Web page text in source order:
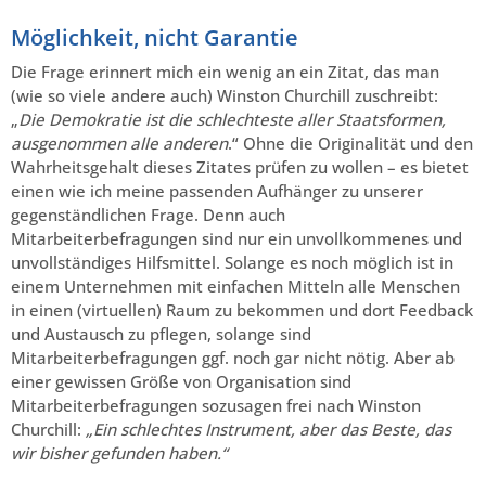
Möglichkeit, nicht Garantie
Die Frage erinnert mich ein wenig an ein Zitat, das man
(wie so viele andere auch) Winston Churchill zuschreibt:
„Die Demokratie ist die schlechteste aller Staatsformen,
ausgenommen alle anderen.“ Ohne die Originalität und den
Wahrheitsgehalt dieses Zitates prüfen zu wollen – es bietet
einen wie ich meine passenden Aufhänger zu unserer
gegenständlichen Frage. Denn auch
Mitarbeiterbefragungen sind nur ein unvollkommenes und
unvollständiges Hilfsmittel. Solange es noch möglich ist in
einem Unternehmen mit einfachen Mitteln alle Menschen
in einen (virtuellen) Raum zu bekommen und dort Feedback
und Austausch zu pflegen, solange sind
Mitarbeiterbefragungen ggf. noch gar nicht nötig. Aber ab
einer gewissen Größe von Organisation sind
Mitarbeiterbefragungen sozusagen frei nach Winston
Churchill: „Ein schlechtes Instrument, aber das Beste, das
wir bisher gefunden haben.“